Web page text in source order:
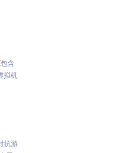
包含
拟机
抗游